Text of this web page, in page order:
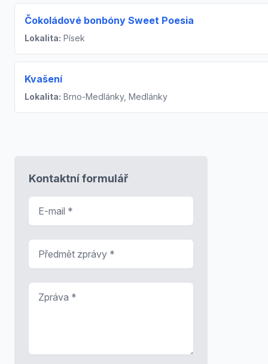
Čokoládové bonbóny Sweet Poesia
Lokalita: Písek
Kvašení
Lokalita: Brno-Medlánky, Medlánky
Kontaktní formulář